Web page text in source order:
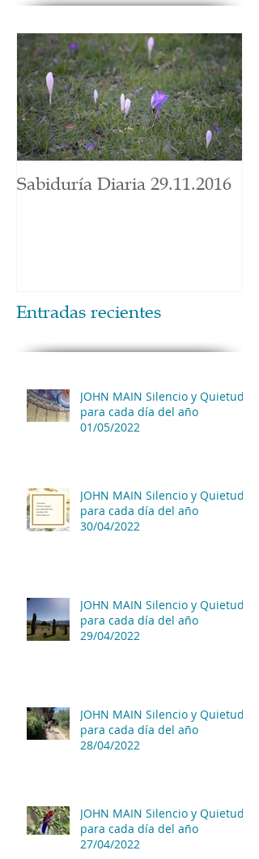
Sabiduría Diaria 29.11.2016
Entradas recientes
JOHN MAIN Silencio y Quietud
para cada día del año
01/05/2022
JOHN MAIN Silencio y Quietud
para cada día del año
30/04/2022
JOHN MAIN Silencio y Quietud
para cada día del año
29/04/2022
JOHN MAIN Silencio y Quietud
para cada día del año
28/04/2022
JOHN MAIN Silencio y Quietud
para cada día del año
27/04/2022